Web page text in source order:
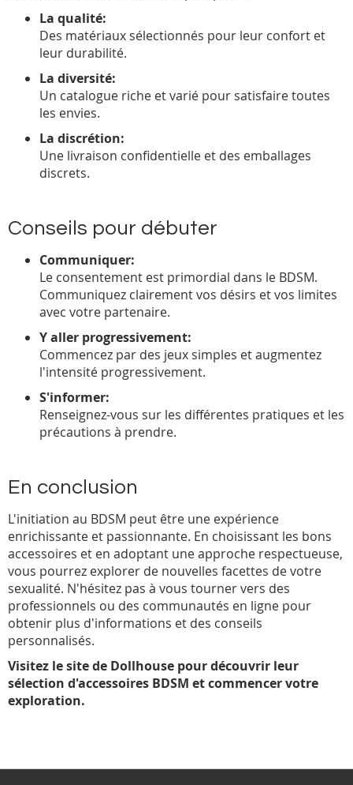
La qualité:
Des matériaux sélectionnés pour leur confort et
leur durabilité.
La diversité:
Un catalogue riche et varié pour satisfaire toutes
les envies.
La discrétion:
Une livraison confidentielle et des emballages
discrets.
Conseils pour débuter
Communiquer:
Le consentement est primordial dans le BDSM.
Communiquez clairement vos désirs et vos limites
avec votre partenaire.
Y aller progressivement:
Commencez par des jeux simples et augmentez
l'intensité progressivement.
S'informer:
Renseignez-vous sur les différentes pratiques et les
précautions à prendre.
En conclusion
L'initiation au BDSM peut être une expérience
enrichissante et passionnante. En choisissant les bons
accessoires et en adoptant une approche respectueuse,
vous pourrez explorer de nouvelles facettes de votre
sexualité. N'hésitez pas à vous tourner vers des
professionnels ou des communautés en ligne pour
obtenir plus d'informations et des conseils
personnalisés.
Visitez le site de Dollhouse pour découvrir leur
sélection d'accessoires BDSM et commencer votre
exploration.